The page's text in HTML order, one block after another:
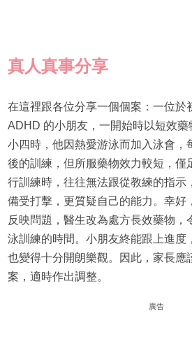
真人真事分享
在這裡跟各位分享一個個案：一位於
ADHD 的小朋友，一開始時以短效
小四時，他因熱愛游泳而加入泳會，
後的訓練，但所服藥物效力較短，僅
行訓練時，往往無法跟從教練的指示
備受打擊，更質疑自己的能力。幸好
反映問題，醫生改為處方長效藥物，
泳訓練的時間。小朋友終能跟上進度
也變得十分開朗樂觀。因此，家長應
案，適時作出調整。
廣告